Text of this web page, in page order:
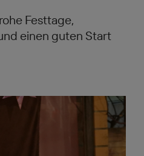
Festtage,
einen guten Start